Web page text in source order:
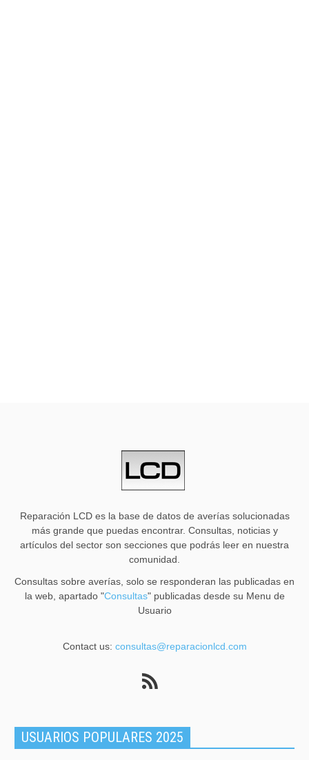
Reparación LCD es la base de datos de averías solucionadas
más grande que puedas encontrar. Consultas, noticias y
artículos del sector son secciones que podrás leer en nuestra
comunidad.
Consultas sobre averías, solo se responderan las publicadas en
la web, apartado "Consultas" publicadas desde su Menu de
Usuario
Contact us: consultas@reparacionlcd.com
USUARIOS POPULARES 2025